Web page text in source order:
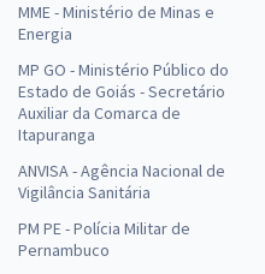
MME - Ministério de Minas e
Energia
MP GO - Ministério Público do
Estado de Goiás - Secretário
Auxiliar da Comarca de
Itapuranga
ANVISA - Agência Nacional de
Vigilância Sanitária
PM PE - Polícia Militar de
Pernambuco